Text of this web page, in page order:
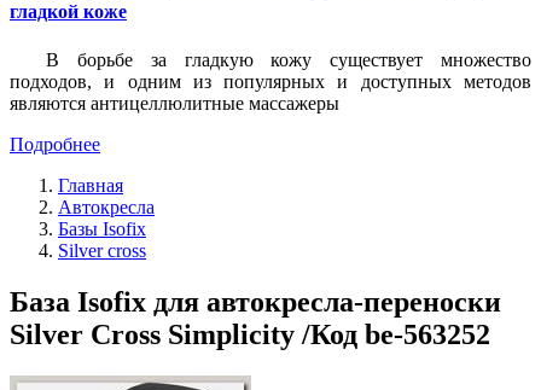
гладкой коже
В борьбе за гладкую кожу существует множество
подходов, и одним из популярных и доступных методов
являются антицеллюлитные массажеры
Подробнее
Главная
Автокресла
Базы Isofix
Silver cross
База Isofix для автокресла-переноски
Silver Cross Simplicity /Код be-563252